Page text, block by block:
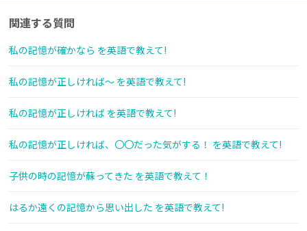
関連する質問
私の記憶が確かなら を英語で教えて!
私の記憶が正しければ～ を英語で教えて!
私の記憶が正しければ を英語で教えて!
私の記憶が正しければ、〇〇だった気がする！ を英語で教えて!
子供の時の記憶が蘇ってきた を英語で教えて！
はるか遠くの記憶から思い出した を英語で教えて!